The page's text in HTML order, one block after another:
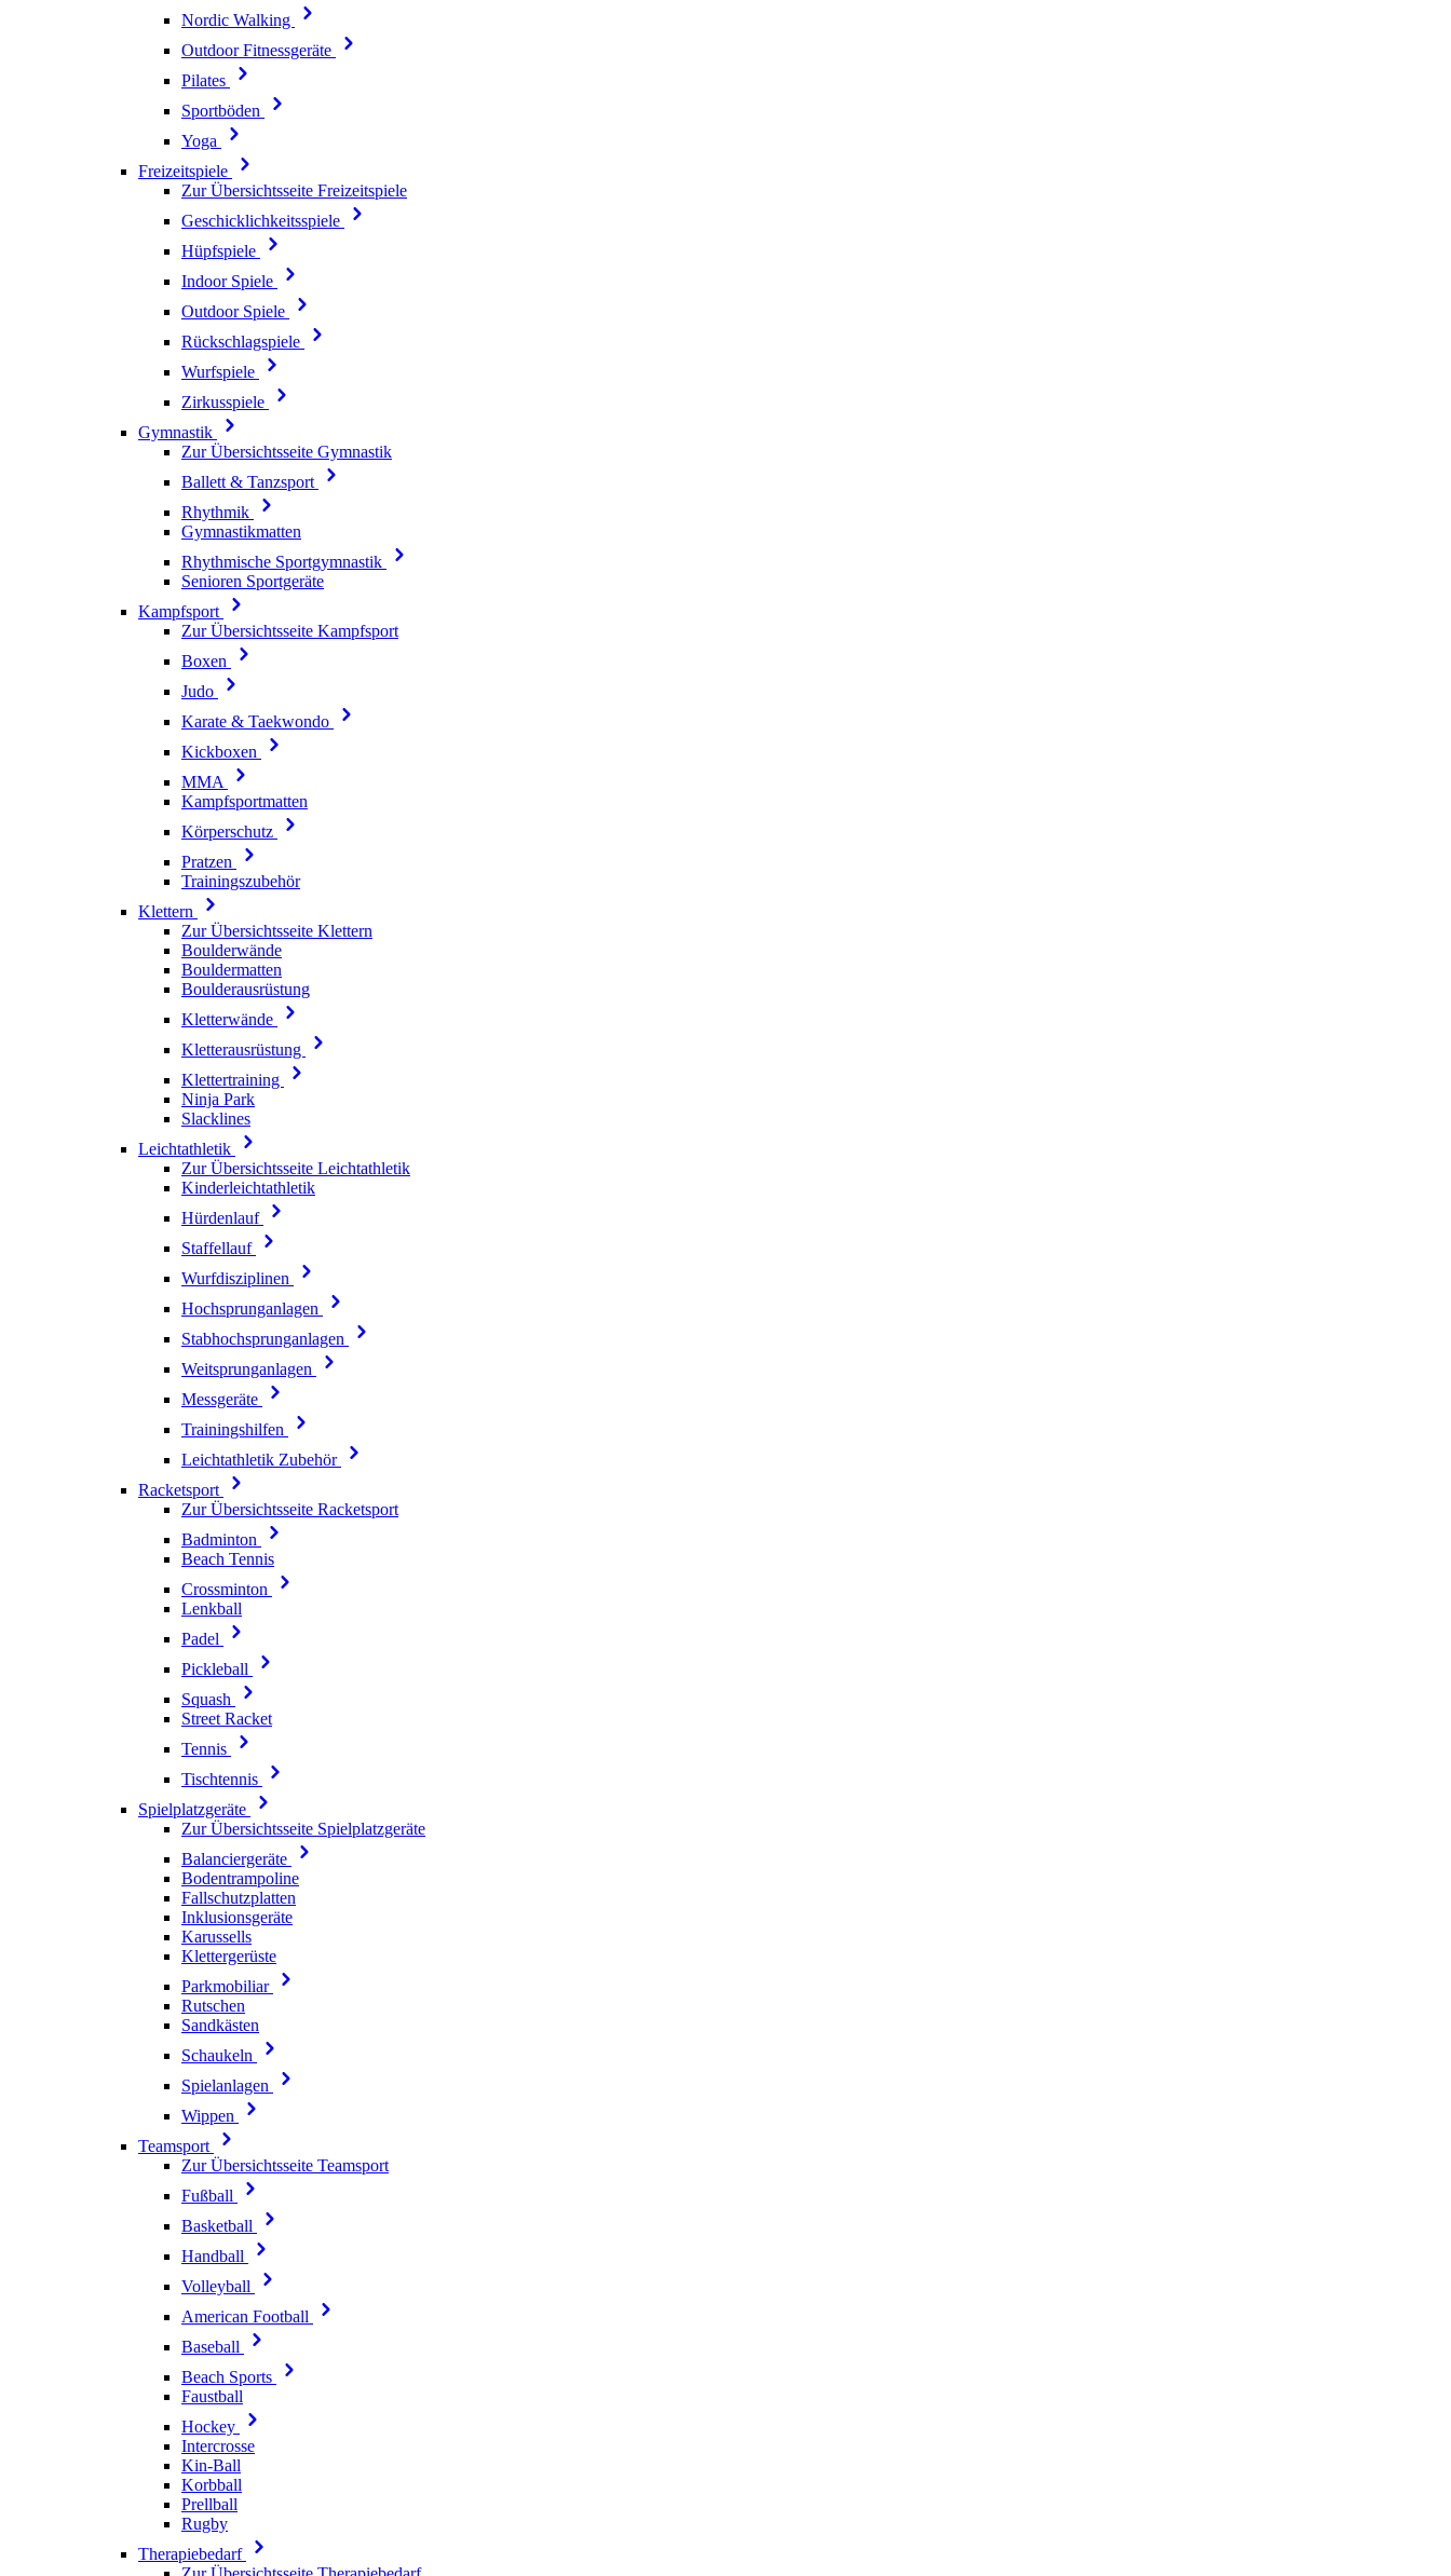
Nordic Walking
Outdoor Fitnessgeräte
Pilates
Sportböden
Yoga
Freizeitspiele
Zur Übersichtsseite Freizeitspiele
Geschicklichkeitsspiele
Hüpfspiele
Indoor Spiele
Outdoor Spiele
Rückschlagspiele
Wurfspiele
Zirkusspiele
Gymnastik
Zur Übersichtsseite Gymnastik
Ballett & Tanzsport
Rhythmik
Gymnastikmatten
Rhythmische Sportgymnastik
Senioren Sportgeräte
Kampfsport
Zur Übersichtsseite Kampfsport
Boxen
Judo
Karate & Taekwondo
Kickboxen
MMA
Kampfsportmatten
Körperschutz
Pratzen
Trainingszubehör
Klettern
Zur Übersichtsseite Klettern
Boulderwände
Bouldermatten
Boulderausrüstung
Kletterwände
Kletterausrüstung
Klettertraining
Ninja Park
Slacklines
Leichtathletik
Zur Übersichtsseite Leichtathletik
Kinderleichtathletik
Hürdenlauf
Staffellauf
Wurfdisziplinen
Hochsprunganlagen
Stabhochsprunganlagen
Weitsprunganlagen
Messgeräte
Trainingshilfen
Leichtathletik Zubehör
Racketsport
Zur Übersichtsseite Racketsport
Badminton
Beach Tennis
Crossminton
Lenkball
Padel
Pickleball
Squash
Street Racket
Tennis
Tischtennis
Spielplatzgeräte
Zur Übersichtsseite Spielplatzgeräte
Balanciergeräte
Bodentrampoline
Fallschutzplatten
Inklusionsgeräte
Karussells
Klettergerüste
Parkmobiliar
Rutschen
Sandkästen
Schaukeln
Spielanlagen
Wippen
Teamsport
Zur Übersichtsseite Teamsport
Fußball
Basketball
Handball
Volleyball
American Football
Baseball
Beach Sports
Faustball
Hockey
Intercrosse
Kin-Ball
Korbball
Prellball
Rugby
Therapiebedarf